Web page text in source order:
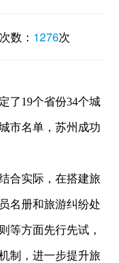
数： 1276次
了19个省份34个城
市名单，苏州成功
合实际，在搭建旅
名册和旅游纠纷处
等方面先行先试，
制，进一步提升旅